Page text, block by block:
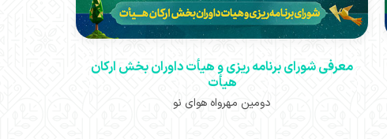
معرفی شورای برنامه ریزی و هیأت داوران بخش ارکان
هیأت
دومین مهرواه هوای نو